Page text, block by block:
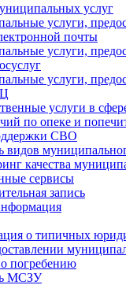
услуг
услуги,
почты
услуги,
услуги,
услуги в
по опеке и
СВО
видов
качества
сервисы
запись
о типичных
погребению
МСЗУ